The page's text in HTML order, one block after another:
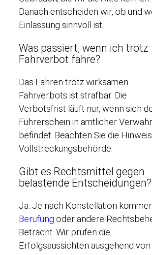
Danach entscheiden wir, ob und
Einlassung sinnvoll ist.
Was passiert, wenn ich trotz
Fahrverbot fahre?
Das Fahren trotz wirksamen
Fahrverbots ist strafbar. Die
Verbotsfrist läuft nur, wenn sich
Führerschein in amtlicher
befindet. Beachten Sie die
Vollstreckungsbehörde.
Gibt es Rechtsmittel gegen
belastende Entscheidungen?
Ja. Je nach Konstellation
Berufung oder andere
Betracht. Wir prüfen die
Erfolgsaussichten ausgehend von